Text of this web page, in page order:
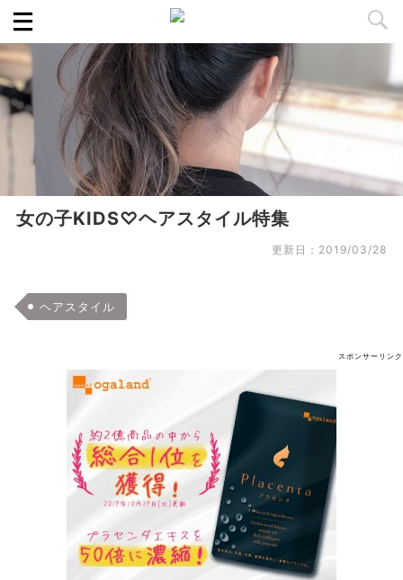
女の子KIDS♡ヘアスタイル特集
更新日： 2019/03/28
ヘアスタイル
スポンサーリンク